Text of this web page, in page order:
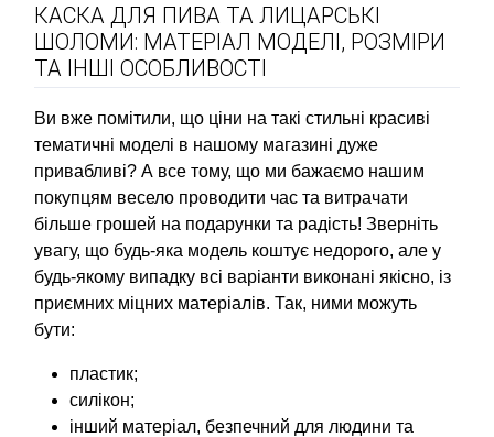
КАСКА ДЛЯ ПИВА ТА ЛИЦАРСЬКІ
ШОЛОМИ: МАТЕРІАЛ МОДЕЛІ, РОЗМІРИ
ТА ІНШІ ОСОБЛИВОСТІ
Ви вже помітили, що ціни на такі стильні красиві
тематичні моделі в нашому магазині дуже
привабливі? А все тому, що ми бажаємо нашим
покупцям весело проводити час та витрачати
більше грошей на подарунки та радість! Зверніть
увагу, що будь-яка модель коштує недорого, але у
будь-якому випадку всі варіанти виконані якісно, із
приємних міцних матеріалів. Так, ними можуть
бути:
пластик;
силікон;
інший матеріал, безпечний для людини та